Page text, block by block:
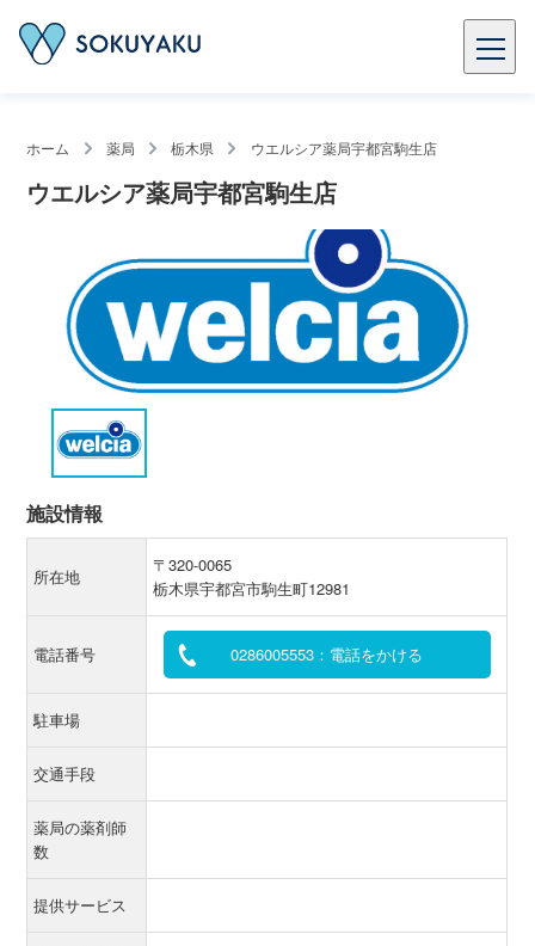
ホーム 薬局 栃木県 ウエルシア薬局宇都宮駒生店
ウエルシア薬局宇都宮駒生店
施設情報
所在地
〒320-0065
栃木県宇都宮市駒生町12981
電話番号 0286005553：電話をかける
駐車場
交通手段
薬局の薬剤師
数
提供サービス